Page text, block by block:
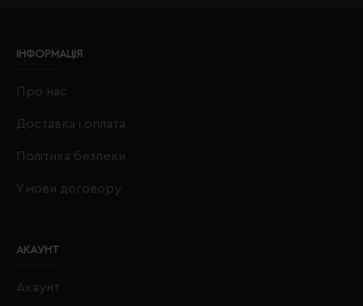
ІНФОРМАЦІЯ
Про нас
Доставка і оплата
Політика безпеки
Умови договору
АКАУНТ
Акаунт